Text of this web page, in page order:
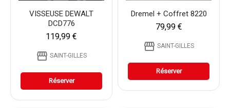
VISSEUSE DEWALT
DCD776
119,99 €
storefront SAINT-GILLES
Réserver
Dremel + Coffret 8220
79,99 €
storefront SAINT-GILLES
Réserver